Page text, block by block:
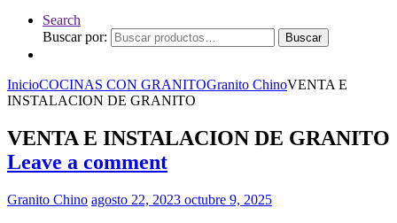
Search
Buscar por:
Buscar
InicioCOCINAS CON GRANITOGranito ChinoVENTA E
INSTALACION DE GRANITO
VENTA E INSTALACION DE GRANITO
Leave a comment
Granito Chino agosto 22, 2023 octubre 9, 2025